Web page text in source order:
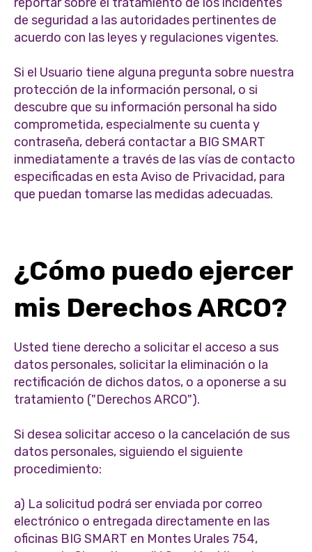
de seguridad a las autoridades pertinentes de
acuerdo con las leyes y regulaciones vigentes.
Si el Usuario tiene alguna pregunta sobre nuestra
protección de la información personal, o si
descubre que su información personal ha sido
comprometida, especialmente su cuenta y
contraseña, deberá contactar a BIG SMART
inmediatamente a través de las vías de contacto
especificadas en esta Aviso de Privacidad, para
que puedan tomarse las medidas adecuadas.
¿Cómo puedo ejercer
mis Derechos ARCO?
Usted tiene derecho a solicitar el acceso a sus
datos personales, solicitar la eliminación o la
rectificación de dichos datos, o a oponerse a su
tratamiento ("Derechos ARCO").
Si desea solicitar acceso o la cancelación de sus
datos personales, siguiendo el siguiente
procedimiento:
a) La solicitud podrá ser enviada por correo
electrónico o entregada directamente en las
oficinas BIG SMART en Montes Urales 754,